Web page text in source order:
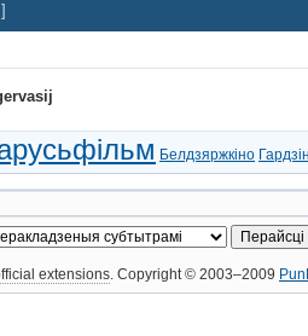
Белдзяржкіно
extensions. Copyright © 2003–2009